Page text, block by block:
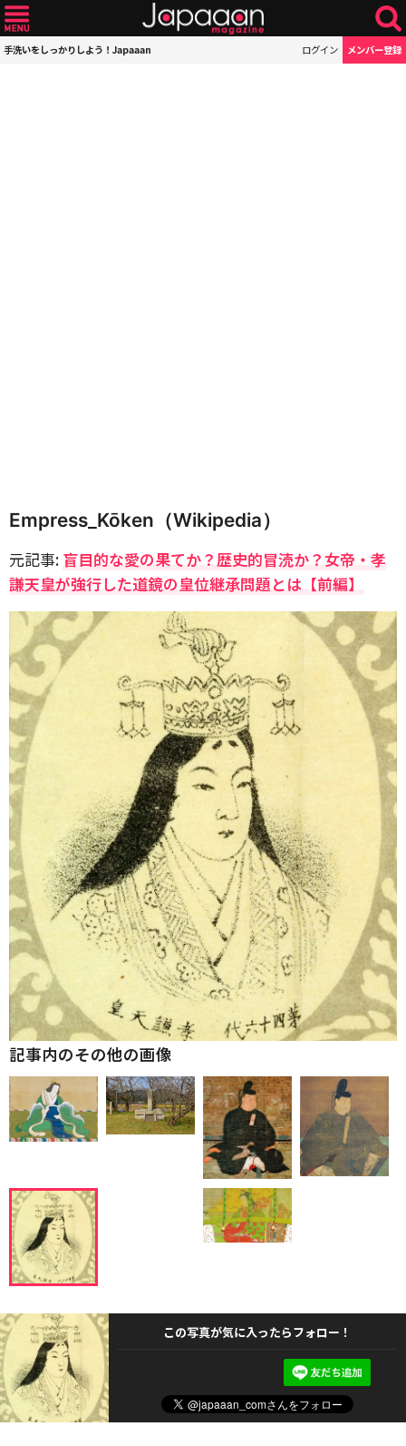
手洗いをしっかりしよう！Japaaan ログイン メンバー登録
Empress_Kōken（Wikipedia）
元記事: 盲目的な愛の果てか？歴史的冒涜か？女帝・孝
謙天皇が強行した道鏡の皇位継承問題とは【前編】
記事内のその他の画像
この写真が気に入ったらフォロー！